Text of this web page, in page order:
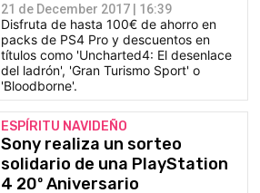
21 de December 2017 | 16:39
Disfruta de hasta 100€ de ahorro en
packs de PS4 Pro y descuentos en
títulos como 'Uncharted4: El desenlace
del ladrón', 'Gran Turismo Sport' o
'Bloodborne'.
ESPÍRITU NAVIDEÑO
Sony realiza un sorteo
solidario de una PlayStation
4 20º Aniversario